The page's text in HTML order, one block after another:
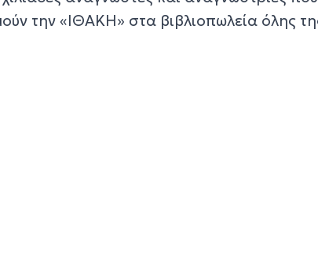
την «ΙΘΑΚΗ» στα βιβλιοπωλεία όλης